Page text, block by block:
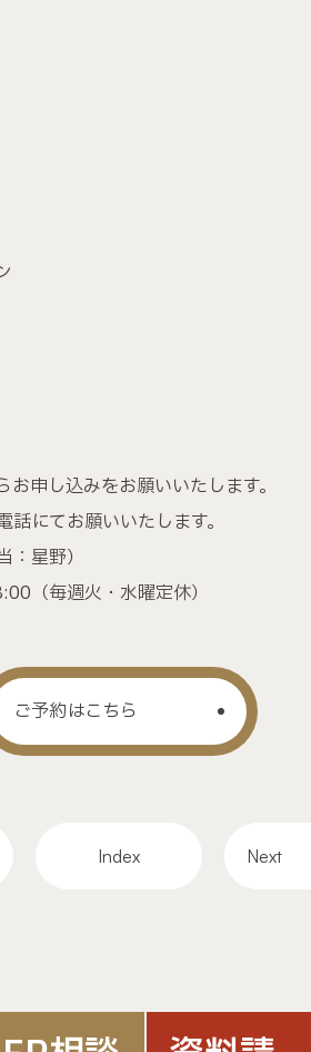
お申し込みをお願いいたします。
話にてお願いいたします。
：星野）
（毎週火・水曜定休）
ご予約はこちら
Index Next